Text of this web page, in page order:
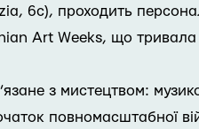
6с), проходить
Art Weeks, що тривала у
з мистецтвом:
повномасштабної